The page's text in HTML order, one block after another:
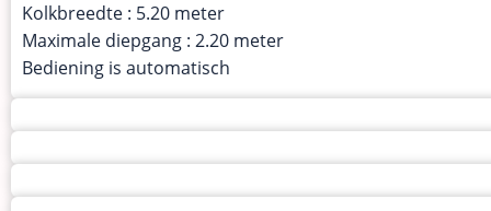
Kolkbreedte : 5.20 meter
Maximale diepgang : 2.20 meter
Bediening is automatisch